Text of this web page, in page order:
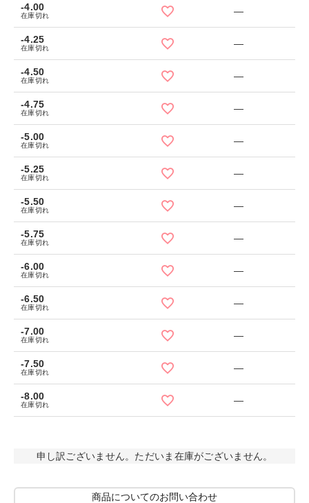
-4.00
在庫切れ —
-4.25
在庫切れ —
-4.50
在庫切れ —
-4.75
在庫切れ —
-5.00
在庫切れ —
-5.25
在庫切れ —
-5.50
在庫切れ —
-5.75
在庫切れ —
-6.00
在庫切れ —
-6.50
在庫切れ —
-7.00
在庫切れ —
-7.50
在庫切れ —
-8.00
在庫切れ —
申し訳ございません。ただいま在庫がございません。
商品についてのお問い合わせ